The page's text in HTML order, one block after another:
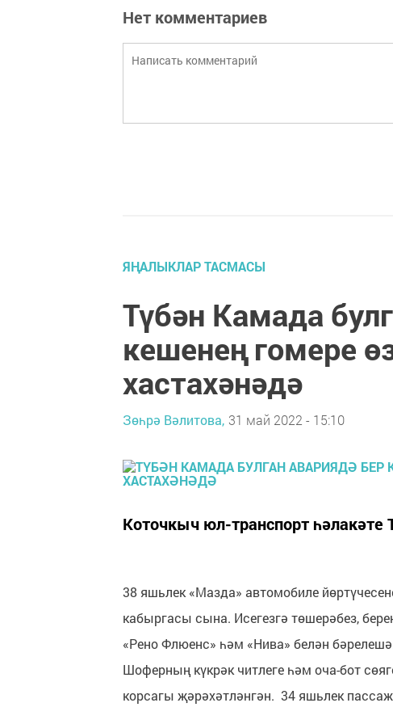
Нет комментариев
ЯҢАЛЫКЛАР ТАСМАСЫ
Түбән Камада
кешенең гомере
хастахәнәдә
Зөһрә Вәлитова, 31 май 2022 - 15:10
Коточкыч юл-транспорт
38 яшьлек «Мазда» автомобиле
кабыргасы сына. Исегезгә төшерәбез,
«Рено Флюенс» һәм «Нива» белән
Шоферның күкрәк читлеге һәм оча-бот
корсагы җәрәхәтләнгән. 34 яшьлек